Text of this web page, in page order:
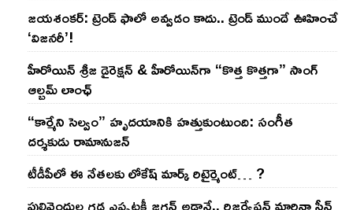
జయశంకర్: ట్రెండ్‌ ఫాలో అవ్వడం కాదు.. ట్రెండ్‌ ముందే ఊహించే
‘విజనరీ’!
హీరోయిన్ శ్రీజ డైరెక్ష‌న్ & హీరోయిన్‌గా “కొత్త కొత్తగా” సాంగ్
ఆల్బమ్ లాంఛ్
“కార్మేని సెల్వం” హృదయానికి హత్తుకుంటుంది: సంగీత
దర్శకుడు రామానుజన్
టీడీపీలో ఈ నేత‌ల‌కు లోకేష్ మార్క్ రిటైర్మెంట్‌… ?